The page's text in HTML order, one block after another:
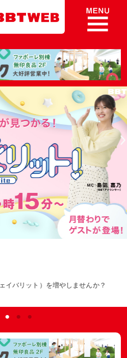
イバリット）を増やしませんか？